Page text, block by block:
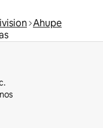
Ahupe